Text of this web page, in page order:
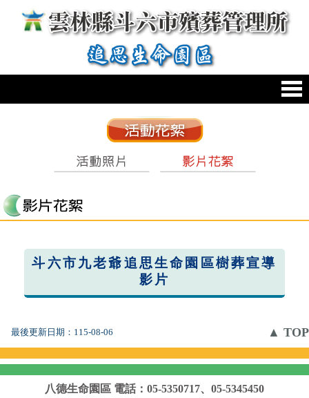
跳到主要內容區塊
斗六市九老爺追思生命園區樹葬宣導
影片
最後更新日期： 115-08-06 ▲ TOP
八德生命園區 電話：05-5350717、05-5345450